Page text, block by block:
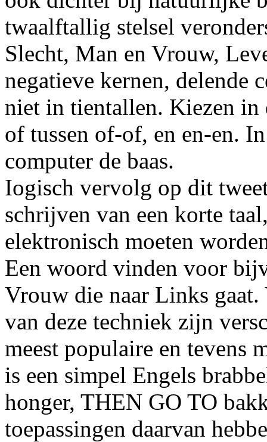
twaalftallig stelsel
Slecht, Man en Vrouw,
negatieve kernen, delende
niet in tientallen. Kiezen in
of tussen of-of, en en-en.
computer de baas.
Iogisch vervolg op dit
schrijven van een korte
elektronisch moeten
Een woord vinden voor
Vrouw die naar Links gaat.
van deze techniek zijn
meest populaire en tevens
is een simpel Engels
honger, THEN GO TO
toepassingen daarvan